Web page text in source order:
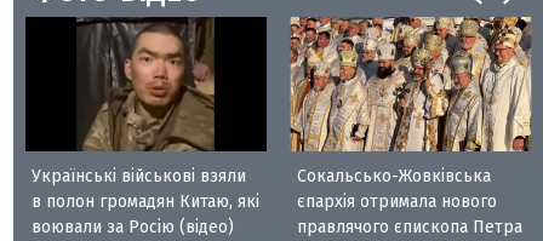
Українські військові взяли
в полон громадян Китаю, які
воювали за Росію (відео)
Сокальсько-Жовківська
єпархія отримала нового
правлячого єпископа Петра